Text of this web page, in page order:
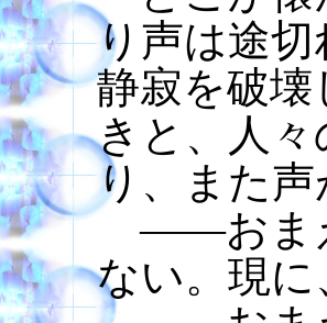
り声は途
静寂を破
きと、人
り、また
――おま
ない。現